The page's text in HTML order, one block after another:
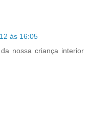
às 16:05
nossa criança interior